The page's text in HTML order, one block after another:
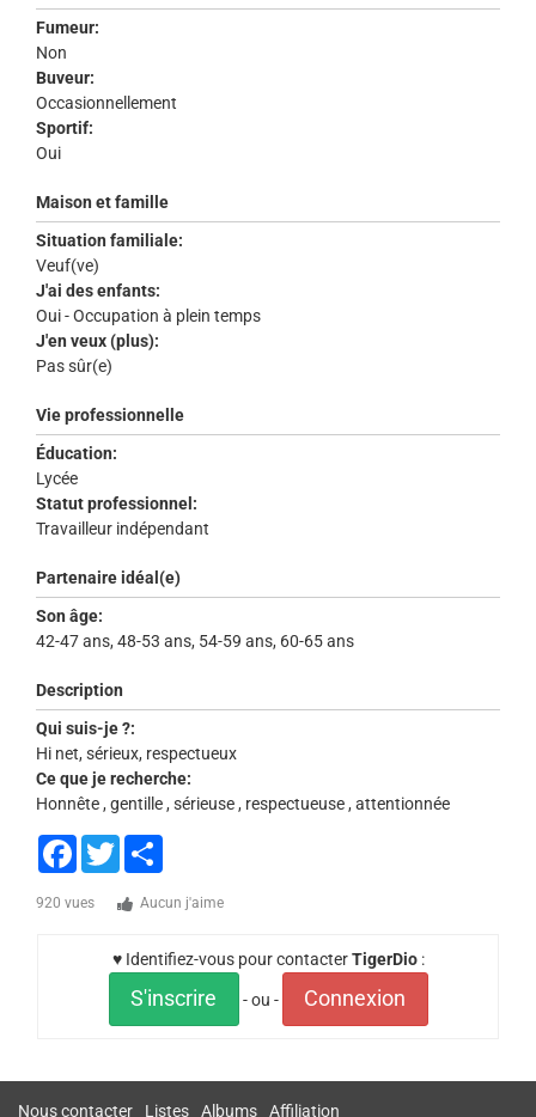
Fumeur:
Non
Buveur:
Occasionnellement
Sportif:
Oui
Maison et famille
Situation familiale:
Veuf(ve)
J'ai des enfants:
Oui - Occupation à plein temps
J'en veux (plus):
Pas sûr(e)
Vie professionnelle
Éducation:
Lycée
Statut professionnel:
Travailleur indépendant
Partenaire idéal(e)
Son âge:
42-47 ans, 48-53 ans, 54-59 ans, 60-65 ans
Description
Qui suis-je ?:
Hi net, sérieux, respectueux
Ce que je recherche:
Honnête , gentille , sérieuse , respectueuse , attentionnée
Facebook
Twitter
920 vues Aucun j'aime
♥ Identifiez-vous pour contacterTigerDio:
S'inscrire - ou - Connexion
Nous contacter Listes Albums Affiliation